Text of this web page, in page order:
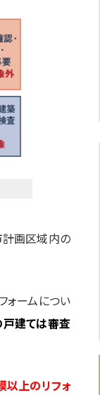
計画区域内の
ォームについ
建ては審査
以上のリフォ